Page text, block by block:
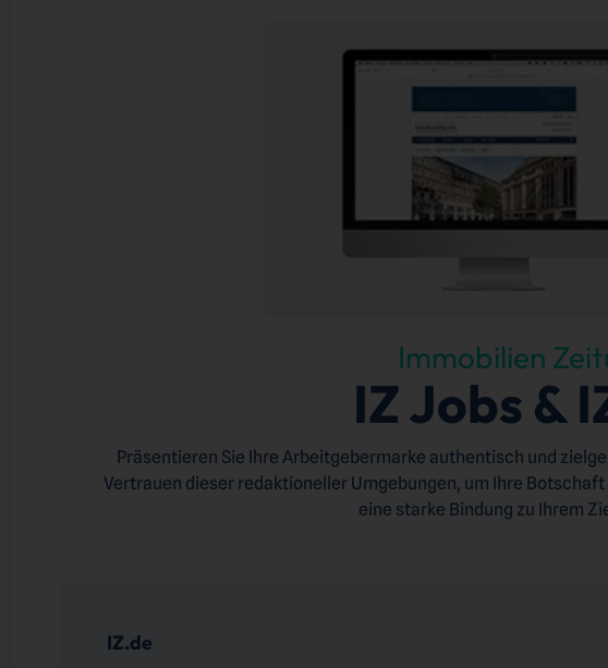
Immobilien
IZ Jobs &
Präsentieren Sie Ihre Arbeitgebermarke authentisch und
Vertrauen dieser redaktioneller Umgebungen, um Ihre
eine starke Bindung zu Ihrem
IZ.de